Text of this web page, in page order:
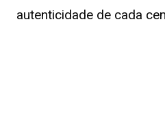
autenticidade de cada